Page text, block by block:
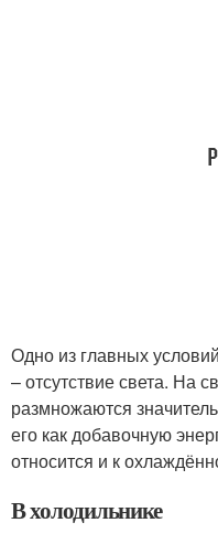
Одно из главных
– отсутствие света. На
размножаются
его как добавочную
относится и к
В холодильнике